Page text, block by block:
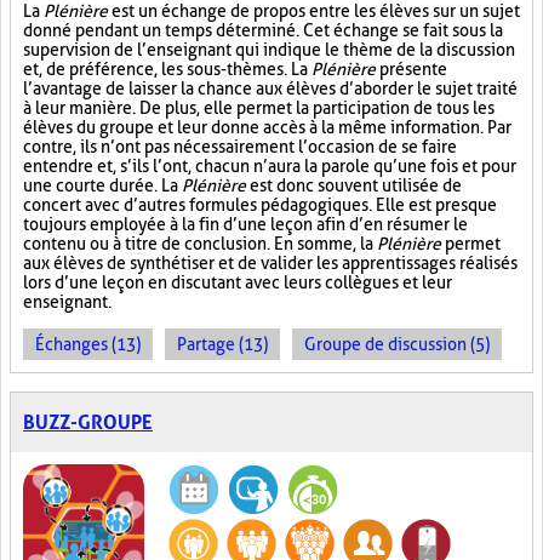
La Plénièreest un échange de propos entre les élèves sur un sujet
donné pendant un temps déterminé. Cet échange se fait sous la
supervision de l’enseignant qui indique le thème de la discussion
et, de préférence, les sous-thèmes. La Plénièreprésente
l’avantage de laisser la chance aux élèves d’aborder le sujet traité
à leur manière. De plus, elle permet la participation de tous les
élèves du groupe et leur donne accès à la même information. Par
contre, ils n’ont pas nécessairement l’occasion de se faire
entendre et, s’ils l’ont, chacun n’aura la parole qu’une fois et pour
une courte durée. La Plénièreest donc souvent utilisée de
concert avec d’autres formules pédagogiques. Elle est presque
toujours employée à la fin d’une leçon afin d’en résumer le
contenu ou à titre de conclusion. En somme, la Plénièrepermet
aux élèves de synthétiser et de valider les apprentissages réalisés
lors d’une leçon en discutant avec leurs collègues et leur
enseignant.
Échanges (13) Partage (13) Groupe de discussion (5)
BUZZ-GROUPE